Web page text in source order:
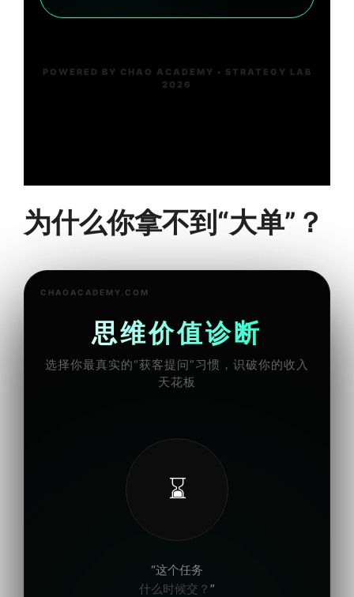
POWERED BY CHAO ACADEMY • STRATEGY LAB
2026
为什么你拿不到“大单”？
CHAOACADEMY.COM
思维价值诊断
选择你最真实的“获客提问”习惯，识破你的收入
天花板
⌛
“这个任务
什么时候交？ ”